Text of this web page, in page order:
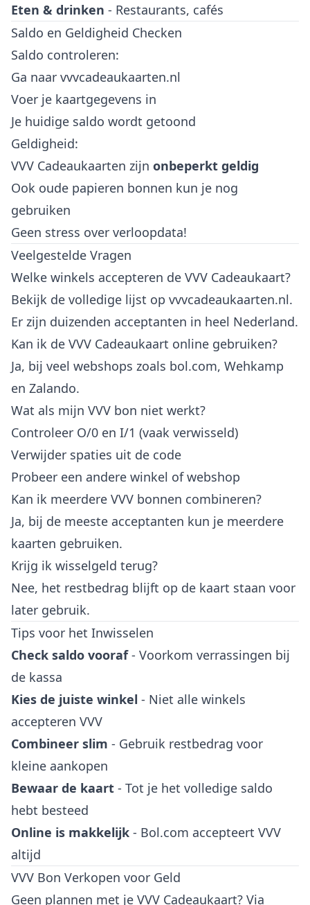
Eten & drinken - Restaurants, cafés
Saldo en Geldigheid Checken
Saldo controleren:
Ga naar vvvcadeaukaarten.nl
Voer je kaartgegevens in
Je huidige saldo wordt getoond
Geldigheid:
VVV Cadeaukaarten zijn onbeperkt geldig
Ook oude papieren bonnen kun je nog
gebruiken
Geen stress over verloopdata!
Veelgestelde Vragen
Welke winkels accepteren de VVV Cadeaukaart?
Bekijk de volledige lijst op vvvcadeaukaarten.nl.
Er zijn duizenden acceptanten in heel Nederland.
Kan ik de VVV Cadeaukaart online gebruiken?
Ja, bij veel webshops zoals bol.com, Wehkamp
en Zalando.
Wat als mijn VVV bon niet werkt?
Controleer O/0 en I/1 (vaak verwisseld)
Verwijder spaties uit de code
Probeer een andere winkel of webshop
Kan ik meerdere VVV bonnen combineren?
Ja, bij de meeste acceptanten kun je meerdere
kaarten gebruiken.
Krijg ik wisselgeld terug?
Nee, het restbedrag blijft op de kaart staan voor
later gebruik.
Tips voor het Inwisselen
Check saldo vooraf- Voorkom verrassingen bij
de kassa
Kies de juiste winkel - Niet alle winkels
accepteren VVV
Combineer slim - Gebruik restbedrag voor
kleine aankopen
Bewaar de kaart - Tot je het volledige saldo
hebt besteed
Online is makkelijk - Bol.com accepteert VVV
altijd
VVV Bon Verkopen voor Geld
Geen plannen met je VVV Cadeaukaart? Via